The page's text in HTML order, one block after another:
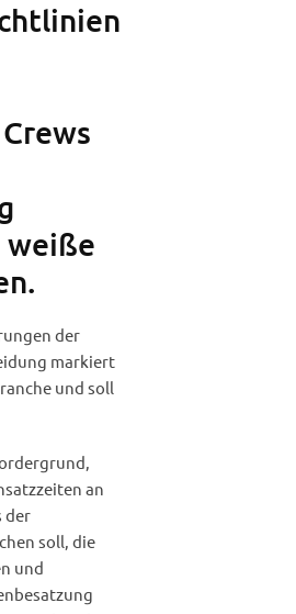
weiße
der
markiert
und soll
an
der
soll, die
und